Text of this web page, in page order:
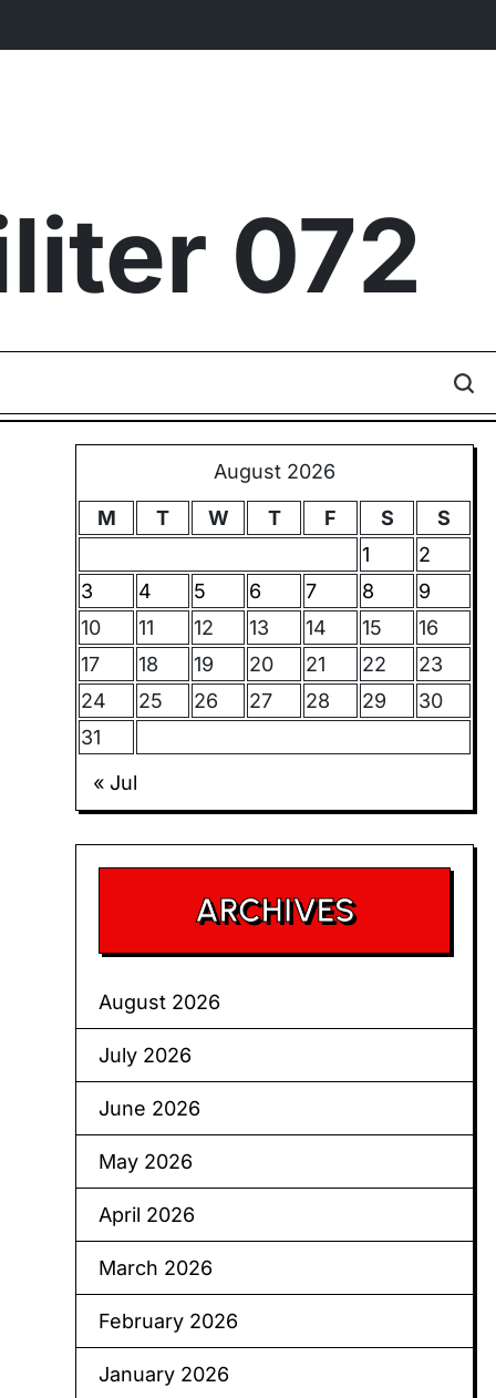
072
August 2026
M
T W T F S
S
1
2
3
4 5 6 7 8
9
10
11 12 13 14 15
16
17
18 19 20 21 22
23
24
25 26 27 28 29
30
31
« Jul
ARCHIVES
August 2026
July 2026
June 2026
May 2026
April 2026
March 2026
February 2026
January 2026